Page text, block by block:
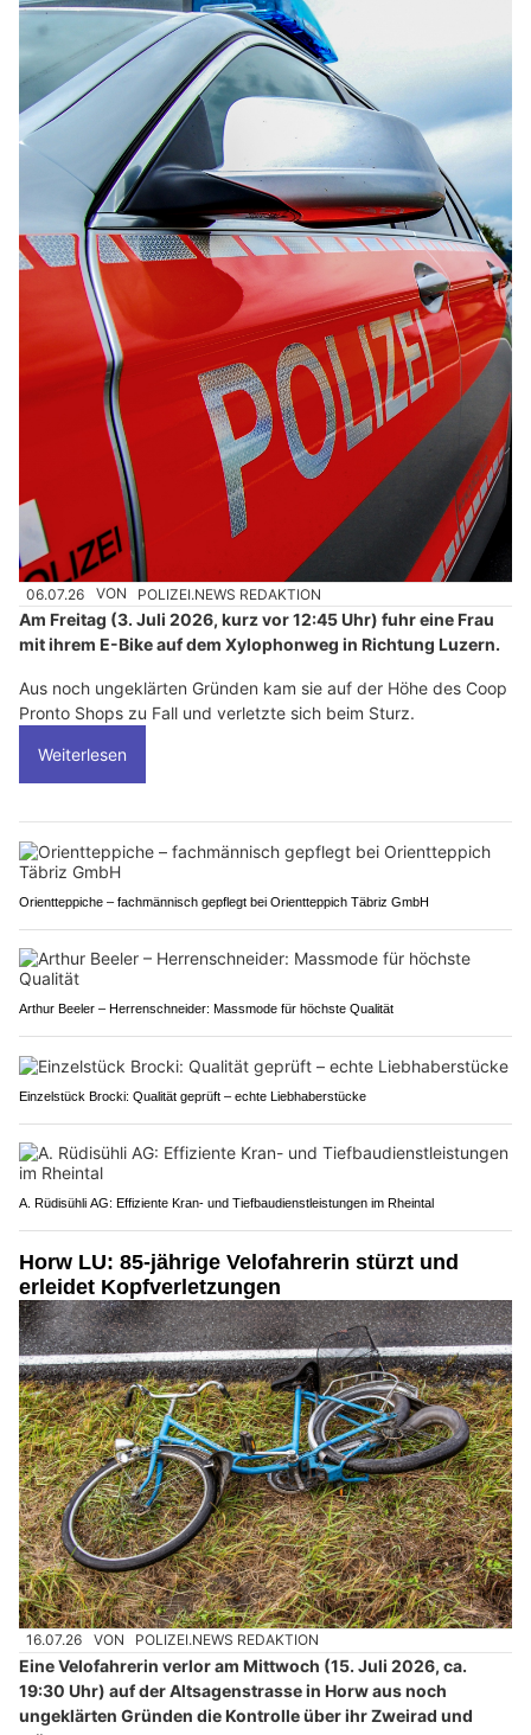
06.07.26 VON POLIZEI.NEWS REDAKTION
Am Freitag (3. Juli 2026, kurz vor 12:45 Uhr) fuhr eine Frau
mit ihrem E-Bike auf dem Xylophonweg in Richtung Luzern.
Aus noch ungeklärten Gründen kam sie auf der Höhe des Coop
Pronto Shops zu Fall und verletzte sich beim Sturz.
Weiterlesen
Orientteppiche – fachmännisch gepflegt bei Orientteppich Täbriz GmbH
Arthur Beeler – Herrenschneider: Massmode für höchste Qualität
Einzelstück Brocki: Qualität geprüft – echte Liebhaberstücke
A. Rüdisühli AG: Effiziente Kran- und Tiefbaudienstleistungen im Rheintal
Horw LU: 85-jährige Velofahrerin stürzt und
erleidet Kopfverletzungen
16.07.26 VON POLIZEI.NEWS REDAKTION
Eine Velofahrerin verlor am Mittwoch (15. Juli 2026, ca.
19:30 Uhr) auf der Altsagenstrasse in Horw aus noch
ungeklärten Gründen die Kontrolle über ihr Zweirad und